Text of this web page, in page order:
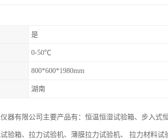
是
0-50℃
800*600*1980mm
湖南
器有限公司主要产品有：恒温恒湿试验箱、步入
验箱、拉力试验机、薄膜拉力试验机、 拉力材料